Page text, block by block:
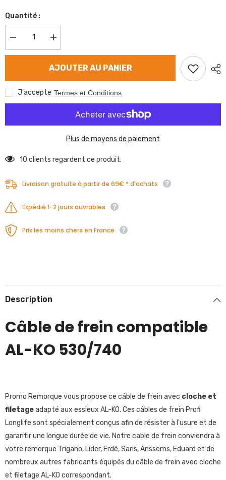
Quantité :
Diminuer
la
quantité
AL-
Augmenter
la
quantité
de
Câble
AL-
AJOUTER AU PANIER
J'accepte Termes et Conditions
Plus de moyens de paiement
10 clients regardent ce produit.
Livraison gratuite à partir de 69€ * d'achats
Expédié 1-2 jours ouvrables
Prix les moins chers en France
Description
Câble de frein compatible
AL-KO 530/740
Promo Remorque vous propose ce câble de frein avec cloche et
filetageadapté aux essieux AL-KO. Ces câbles de frein Profi
Longlife sont spécialement conçus afin de résister à l'usure et de
garantir une longue durée de vie. Notre cable de frein conviendra à
votre remorque Trigano, Lider, Erdé, Saris, Anssems, Eduard et de
nombreux autres fabricants équipés du câble de frein avec cloche
et filetage AL-KO correspondant.